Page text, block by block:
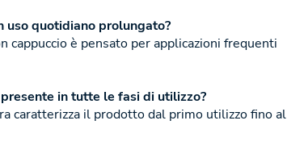
uso quotidiano prolungato?
cappuccio è pensato per applicazioni frequenti
in tutte le fasi di utilizzo?
caratterizza il prodotto dal primo utilizzo fino al